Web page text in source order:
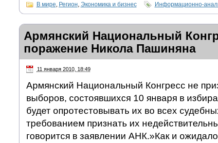
В мире Регион Экономика и бизнес Информационно-
Армянский Национальный
поражение Никола Пашиняна
11 января 2010, 18:49
Армянский Национальный Конгресс не
выборов, состоявшихся 10 января в
будет опротестовывать их во всех
требованием признать их
говорится в заявлении АНК.»Как и